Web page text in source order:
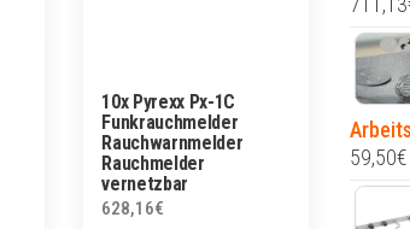
10x Pyrexx Px-1C
Funkrauchmelder
Rauchwarnmelder
Rauchmelder
vernetzbar
628,16€
59,50€